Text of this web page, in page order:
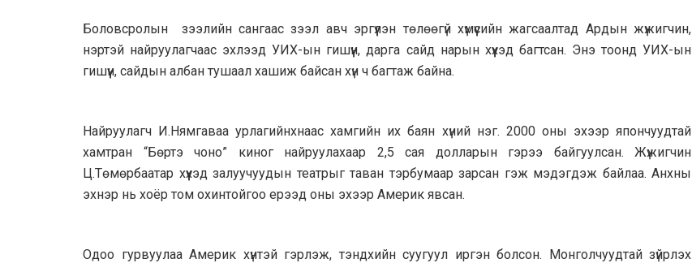
Боловсролын зээлийн сангаас зээл авч эргүүлэн төлөөгүй хүмүүсийн жагсаалтад Ардын жүжигчин,
нэртэй найруулагчаас эхлээд УИХ-ын гишүүн, дарга сайд нарын хүүхэд багтсан. Энэ тоонд УИХ-ын
гишүүн, сайдын албан тушаал хашиж байсан хүн ч багтаж байна.
Найруулагч И.Нямгаваа урлагийнхнаас хамгийн их баян хүний нэг. 2000 оны эхээр япончуудтай
хамтран “Бөртэ чоно” киног найруулахаар 2,5 сая долларын гэрээ байгуулсан. Жүжигчин
Ц.Төмөрбаатар хүүхэд залуучуудын театрыг таван тэрбумаар зарсан гэж мэдэгдэж байлаа. Анхны
эхнэр нь хоёр том охинтойгоо ерээд оны эхээр Америк явсан.
Одоо гурвуулаа Америк хүнтэй гэрлэж, тэндхийн суугуул иргэн болсон. Монголчуудтай зүйрлэх